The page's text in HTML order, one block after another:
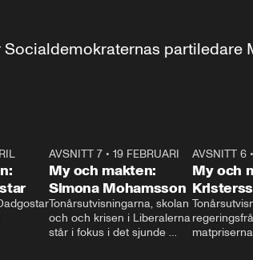
partiledare
24:30
AVSNITT 7• 19 FEBRUARI
My och makten:
Simona Mohamsson
Tonårsutvisningarna, skolan
och och krisen i Liberalerna
står i fokus i det sjunde
AVSNITT 6
My och